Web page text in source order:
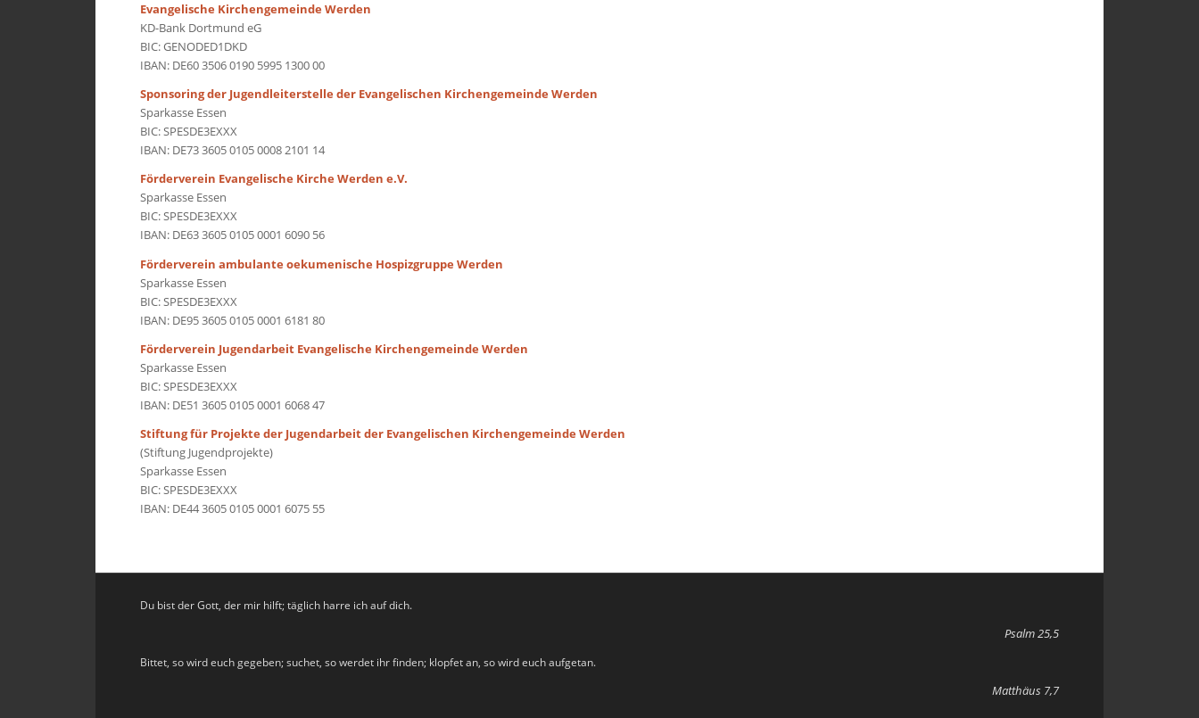
Evangelische Kirchengemeinde Werden
KD-Bank Dortmund eG
BIC: GENODED1DKD
IBAN: DE60 3506 0190 5995 1300 00
Sponsoring der Jugendleiterstelle der Evangelischen Kirchengemeinde Werden
Sparkasse Essen
BIC: SPESDE3EXXX
IBAN: DE73 3605 0105 0008 2101 14
Förderverein Evangelische Kirche Werden e.V.
Sparkasse Essen
BIC: SPESDE3EXXX
IBAN: DE63 3605 0105 0001 6090 56
Förderverein ambulante oekumenische Hospizgruppe Werden
Sparkasse Essen
BIC: SPESDE3EXXX
IBAN: DE95 3605 0105 0001 6181 80
Förderverein Jugendarbeit Evangelische Kirchengemeinde Werden
Sparkasse Essen
BIC: SPESDE3EXXX
IBAN: DE51 3605 0105 0001 6068 47
Stiftung für Projekte der Jugendarbeit der Evangelischen Kirchengemeinde Werden
(Stiftung Jugendprojekte)
Sparkasse Essen
BIC: SPESDE3EXXX
IBAN: DE44 3605 0105 0001 6075 55
Du bist der Gott, der mir hilft; täglich harre ich auf dich.
Psalm 25,5
Bittet, so wird euch gegeben; suchet, so werdet ihr finden; klopfet an, so wird euch aufgetan.
Matthäus 7,7